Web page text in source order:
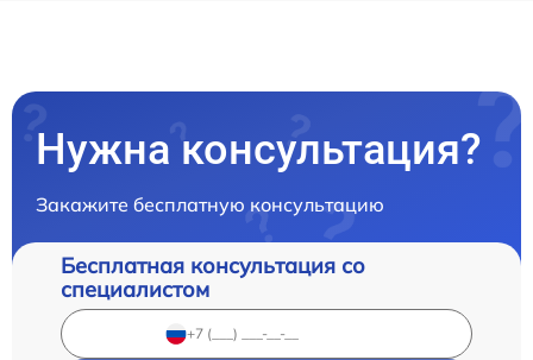
Нужна консультация?
Закажите бесплатную консультацию
Бесплатная консультация со
специалистом